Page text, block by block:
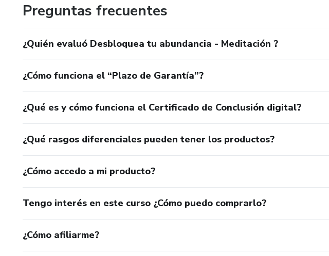
Preguntas frecuentes
¿Quién evaluó Desbloquea tu abundancia - Meditación ?
¿Cómo funciona el “Plazo de Garantía”?
¿Qué es y cómo funciona el Certificado de Conclusión digital?
¿Qué rasgos diferenciales pueden tener los productos?
¿Cómo accedo a mi producto?
Tengo interés en este curso ¿Cómo puedo comprarlo?
¿Cómo afiliarme?